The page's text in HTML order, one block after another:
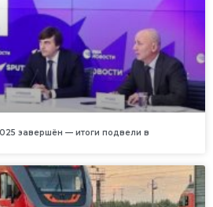
завершён — итоги подвели в